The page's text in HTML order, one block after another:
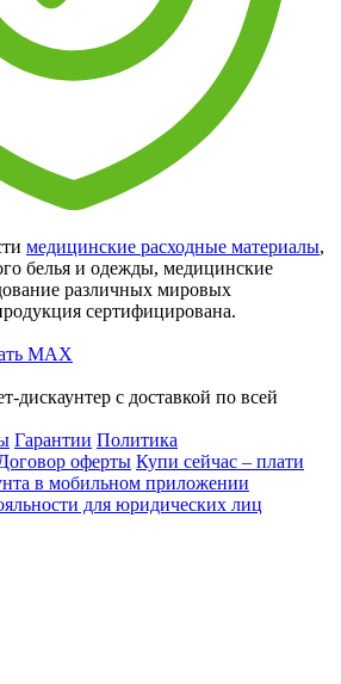
медицинские расходные материалы,
белья и одежды, медицинские
различных мировых
сертифицирована.
MAX
дискаунтер с доставкой по всей
Гарантии Политика
оферты Купи сейчас – плати
в мобильном приложении
для юридических лиц